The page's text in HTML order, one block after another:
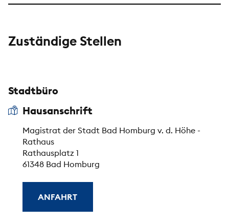
Zuständige Stellen
Stadtbüro
Hausanschrift
Magistrat der Stadt Bad Homburg v. d. Höhe -
Rathaus
Rathausplatz 1
61348 Bad Homburg
ANFAHRT